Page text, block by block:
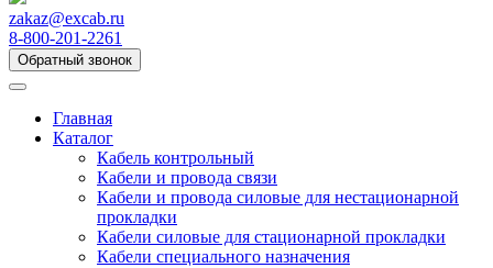
zakaz@excab.ru
8-800-201-2261
Обратный звонок
Главная
Каталог
Кабель контрольный
Кабели и провода связи
Кабели и провода силовые для нестационарной
прокладки
Кабели силовые для стационарной прокладки
Кабели специального назначения